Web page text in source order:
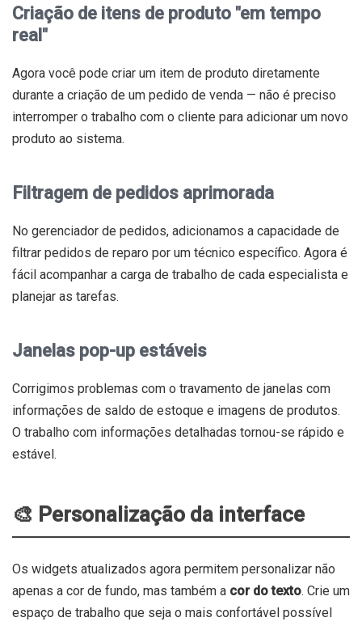
Criação de itens de produto "em tempo
real"
Agora você pode criar um item de produto diretamente
durante a criação de um pedido de venda — não é preciso
interromper o trabalho com o cliente para adicionar um novo
produto ao sistema.
Filtragem de pedidos aprimorada
No gerenciador de pedidos, adicionamos a capacidade de
filtrar pedidos de reparo por um técnico específico. Agora é
fácil acompanhar a carga de trabalho de cada especialista e
planejar as tarefas.
Janelas pop-up estáveis
Corrigimos problemas com o travamento de janelas com
informações de saldo de estoque e imagens de produtos.
O trabalho com informações detalhadas tornou-se rápido e
estável.
🎨 Personalização da interface
Os widgets atualizados agora permitem personalizar não
apenas a cor de fundo, mas também a cor do texto. Crie um
espaço de trabalho que seja o mais confortável possível